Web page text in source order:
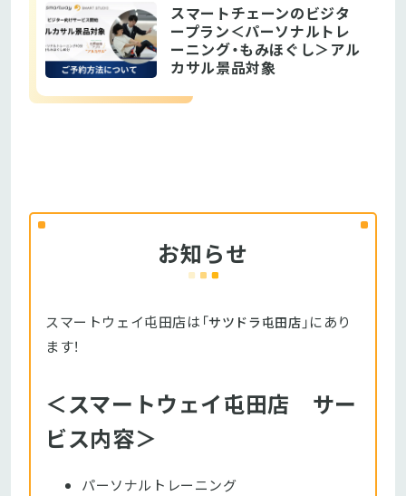
スマートチェーンのビジタ
ープラン＜パーソナルトレ
ーニング・もみほぐし＞アル
カサル景品対象
お知らせ
スマートウェイ屯田店は「サツドラ屯田店 」にあり
ます！
＜スマートウェイ屯田店 サー
ビス内容＞
パーソナルトレーニング